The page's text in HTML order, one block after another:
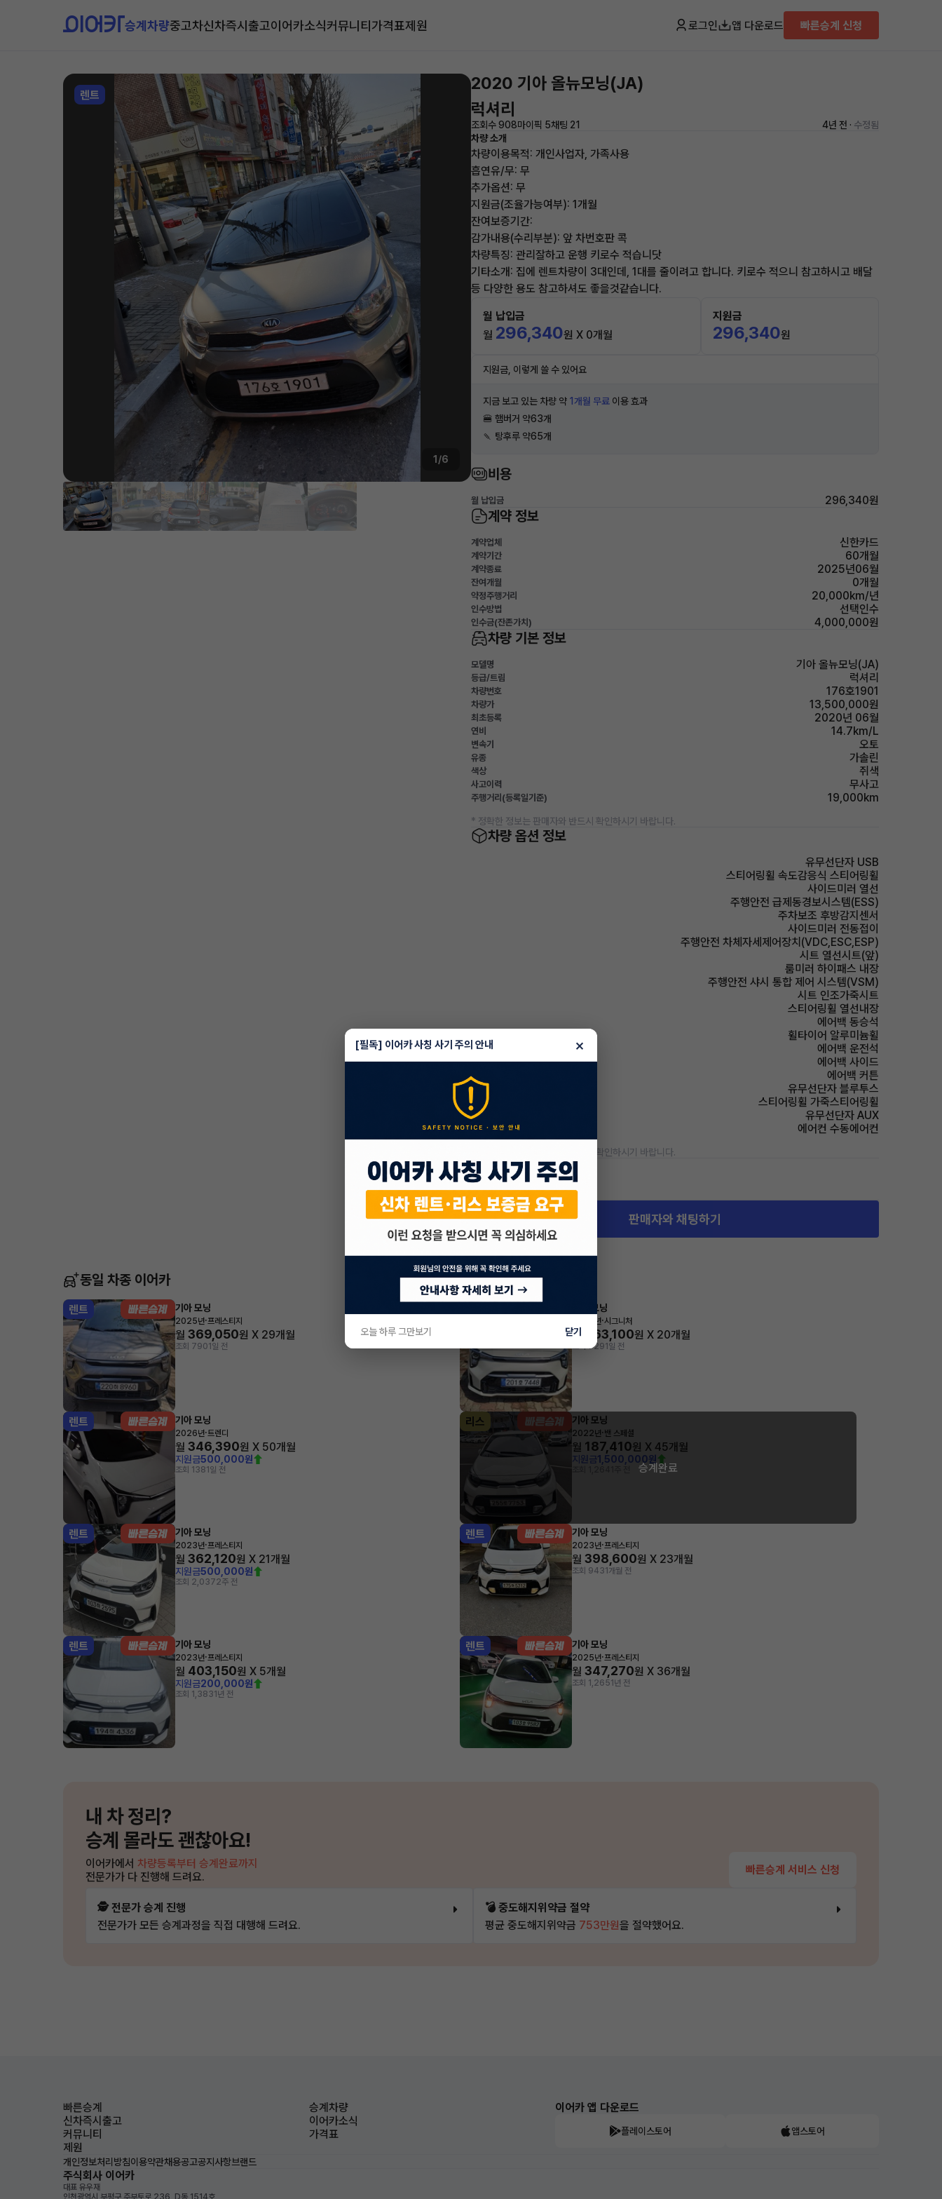
승계차량중고차신차즉시출고이어카소식커뮤니티가격표제원 로그인 앱 다운로드 빠른승계 신청
렌트
1/6
2020 기아 올뉴모닝(JA)
럭셔리
조회수 908마이픽 5채팅 21 4년 전 · 수정됨
차량 소개
차량이용목적: 개인사업자, 가족사용
흡연유/무: 무
추가옵션: 무
지원금(조율가능여부): 1개월
잔여보증기간:
감가내용(수리부분): 앞 차번호판 콕
차량특징: 관리잘하고 운행 키로수 적습니닷
기타소개: 집에 렌트차량이 3대인데, 1대를 줄이려고 합니다. 키로수 적으니 참고하시고 배달
등 다양한 용도 참고하셔도 좋을것같습니다.
월 납입금
월 296,340원 X 0개월
지원금
296,340원
지원금, 이렇게 쓸 수 있어요
지금 보고 있는 차량 약 1개월 무료 이용 효과
🍔 햄버거 약63개
🍡 탕후루 약65개
비용
월 납입금 296,340원
계약 정보
계약업체 신한카드
계약기간 60개월
계약종료 2025년06월
잔여개월 0개월
약정주행거리 20,000km/년
인수방법 선택인수
인수금(잔존가치) 4,000,000원
차량 기본 정보
모델명 기아 올뉴모닝(JA)
등급/트림 럭셔리
차량번호 176호1901
차량가 13,500,000원
최초등록 2020년 06월
연비 14.7km/L
변속기 오토
유종 가솔린
색상 쥐색
사고이력 무사고
주행거리(등록일기준) 19,000km
* 정확한 정보는 판매자와 반드시 확인하시기 바랍니다.
차량 옵션 정보
유무선단자 USB
스티어링휠 속도감응식 스티어링휠
사이드미러 열선
주행안전 급제동경보시스템(ESS)
주차보조 후방감지센서
사이드미러 전동접이
주행안전 차체자세제어장치(VDC,ESC,ESP)
시트 열선시트(앞)
룸미러 하이패스 내장
주행안전 샤시 통합 제어 시스템(VSM)
시트 인조가죽시트
스티어링휠 열선내장
에어백 동승석
휠타이어 알루미늄휠
에어백 운전석
에어백 사이드
에어백 커튼
유무선단자 블루투스
스티어링휠 가죽스티어링휠
유무선단자 AUX
에어컨 수동에어컨
* 정확한 정보는 판매자와 반드시 확인하시기 바랍니다.
차량 위치
경기 안산시 단원구 선부동
판매자와 채팅하기
동일 차종 이어카
렌트 기아 모닝
2025년·프레스티지
월 369,050원 X 29개월
조회 7901일 전
기아 모닝
2024년·시그니처
월 463,100원 X 20개월
조회 7291일 전
렌트 기아 모닝
2026년·트렌디
월 346,390원 X 50개월
지원금500,000원
조회 1381일 전
리스 기아 모닝
2022년· 밴 스페셜
월 187,410원 X 45개월
지원금1,500,000원
승계완료
렌트 기아 모닝
2023년·프레스티지
월 362,120원 X 21개월
지원금500,000원
조회 2,0372주 전
렌트 기아 모닝
2023년·프레스티지
월 398,600원 X 23개월
조회 9431개월 전
렌트 기아 모닝
2023년·프레스티지
월 403,150원 X 5개월
지원금200,000원
조회 1,3831년 전
렌트 기아 모닝
2025년·프레스티지
월 347,270원 X 36개월
조회 1,2651년 전
내 차 정리?
승계 몰라도 괜찮아요!
이어카에서 차량등록부터 승계완료까지
전문가가 다 진행해 드려요.
빠른승계 서비스 신청
🕵️ 전문가 승계 진행
전문가가 모든 승계과정을 직접 대행해 드려요.
💣 중도해지위약금 절약
평균 중도해지위약금 753만원을 절약했어요.
빠른승계
승계차량
신차즉시출고
이어카소식
커뮤니티
가격표
제원
이어카 앱 다운로드
플레이스토어 앱스토어
개인정보처리방침이용약관채용공고공지사항브랜드
주식회사 이어카
대표 유우재
인천광역시 부평구 주부토로 236, D동 1514호
[필독] 이어카 사칭 사기 주의 안내 ×
오늘 하루 그만보기 닫기